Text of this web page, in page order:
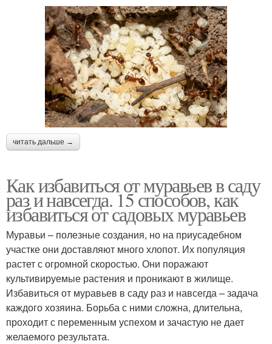
читать дальше →
Как избавиться от муравьев в саду
раз и навсегда. 15 способов, как
избавиться от садовых муравьев
Муравьи – полезные создания, но на приусадебном
участке они доставляют много хлопот. Их популяция
растет с огромной скоростью. Они поражают
культивируемые растения и проникают в жилище.
Избавиться от муравьев в саду раз и навсегда – задача
каждого хозяина. Борьба с ними сложна, длительна,
проходит с переменным успехом и зачастую не дает
желаемого результата.